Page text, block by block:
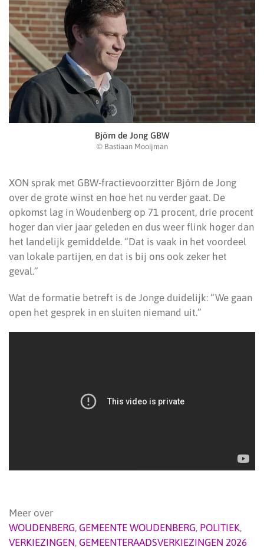
Björn de Jong GBW
© Bastiaan Mooijman
XON sprak met GBW-fractievoorzitter Björn de Jong
over de grote winst en hoe het nu verder gaat. De
opkomst lag in Woudenberg op 71 procent, drie procent
hoger dan vier jaar geleden en dus weer flink hoger dan
het landelijk gemiddelde. “Dat is vaak in het voordeel
van lokale partijen, en dat is bij ons ook zeker het
geval.”
Wat de formatie betreft is de Jonge duidelijk: “We gaan
open het gesprek in en sluiten niemand uit.”
Meer over
WOUDENBERG, GEMEENTE WOUDENBERG, POLITIEK,
VERKIEZINGEN, GEMEENTERAADSVERKIEZINGEN 2026